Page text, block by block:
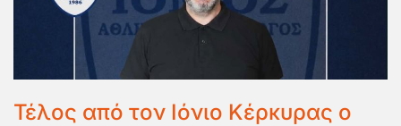
Τέλος από τον Ιόνιο Κέρκυρας ο